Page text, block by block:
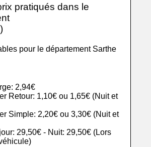
pratiqués dans le
pour le département Sarthe
2,94€
Retour: 1,10€ ou 1,65€ (Nuit et
Simple: 2,20€ ou 3,30€ (Nuit et
29,50€ - Nuit: 29,50€ (Lors